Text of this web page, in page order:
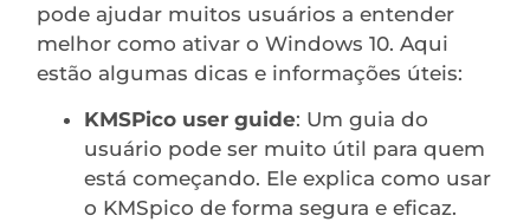
pode ajudar muitos usuários a entender
melhor como ativar o Windows 10. Aqui
estão algumas dicas e informações úteis:
KMSPico user guide: Um guia do
usuário pode ser muito útil para quem
está começando. Ele explica como usar
o KMSpico de forma segura e eficaz.